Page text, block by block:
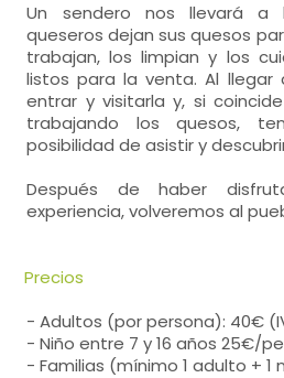
Un sendero nos llevará a
queseros dejan sus quesos
trabajan, los limpian y los
listos para la venta. Al llegar
entrar y visitarla y, si
trabajando los quesos,
posibilidad de asistir y
Después de haber
experiencia, volveremos al
Precios
- Adultos (por persona): 40€
- Niño entre 7 y 16 años 25€/
- Familias (mínimo 1 adulto +